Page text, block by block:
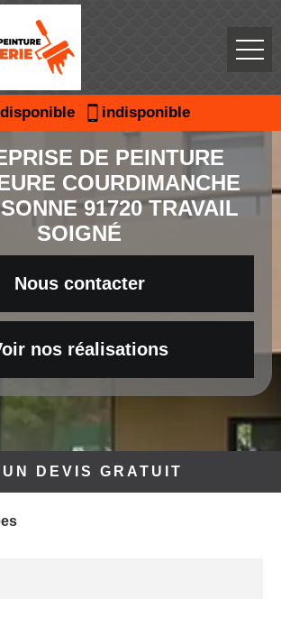
indisponible
DE PEINTURE
COURDIMANCHE
91720 TRAVAIL
SOIGNÉ
Nous contacter
nos réalisations
DEVIS GRATUIT